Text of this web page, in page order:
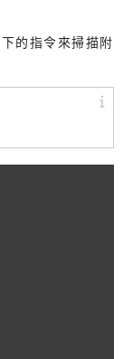
的指令來掃描附